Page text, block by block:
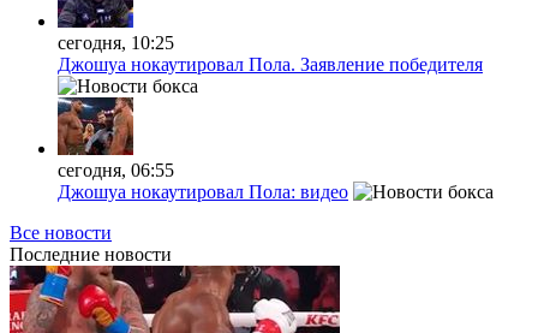
сегодня, 10:25
Джошуа нокаутировал Пола. Заявление победителя
сегодня, 06:55
Джошуа нокаутировал Пола: видео
Все новости
Последние новости